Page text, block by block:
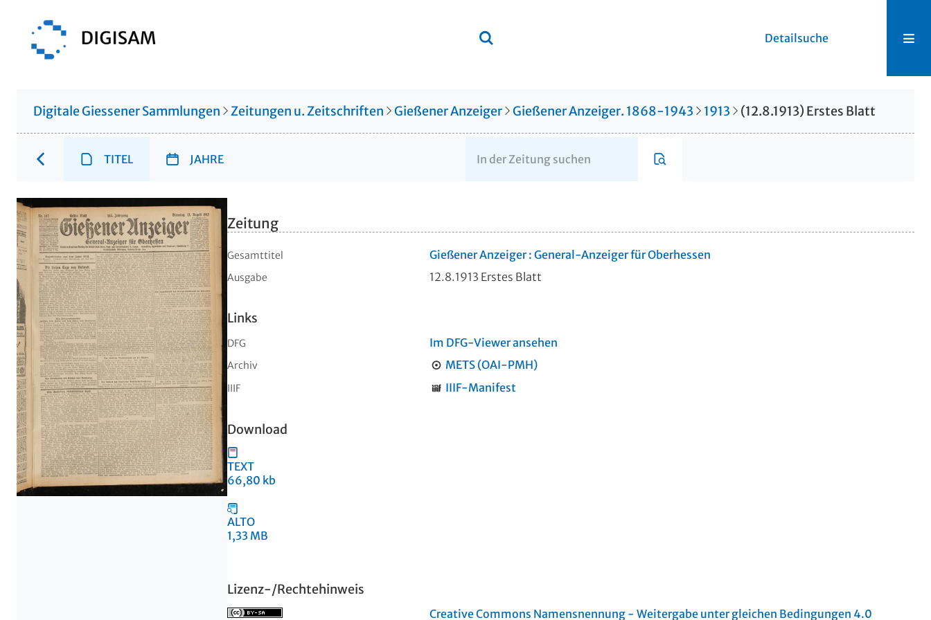
Detailsuche
Digitale Giessener Sammlungen Zeitungen u. Zeitschriften Gießener Anzeiger Gießener Anzeiger. 1868-1943 1913 (12.8.1913) Erstes Blatt
TITEL JAHRE
Zeitung
Gesamttitel Gießener Anzeiger : General-Anzeiger für Oberhessen
Ausgabe 12.8.1913 Erstes Blatt
Links
DFG Im DFG-Viewer ansehen
Archiv METS (OAI-PMH)
IIIF IIIF-Manifest
Download
TEXT
66,80 kb
ALTO
1,33 MB
Lizenz-/Rechtehinweis
Creative Commons Namensnennung - Weitergabe unter gleichen Bedingungen 4.0